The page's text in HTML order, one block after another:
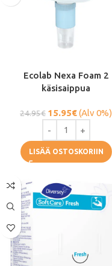
Ecolab Nexa Foam 2
käsisaippua
24.95€ 15.95€(Alv 0%)
LISÄÄ OSTOSKORIIN